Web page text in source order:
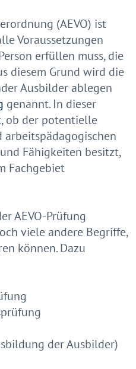
(AEVO) ist
Voraussetzungen
erfüllen muss, die
diesem Grund wird die
Ausbilder ablegen
genannt. In dieser
ob der potentielle
Fähigkeiten besitzt,
Fachgebiet
AEVO-Prüfung
viele andere Begriffe,
können. Dazu
der Ausbilder)